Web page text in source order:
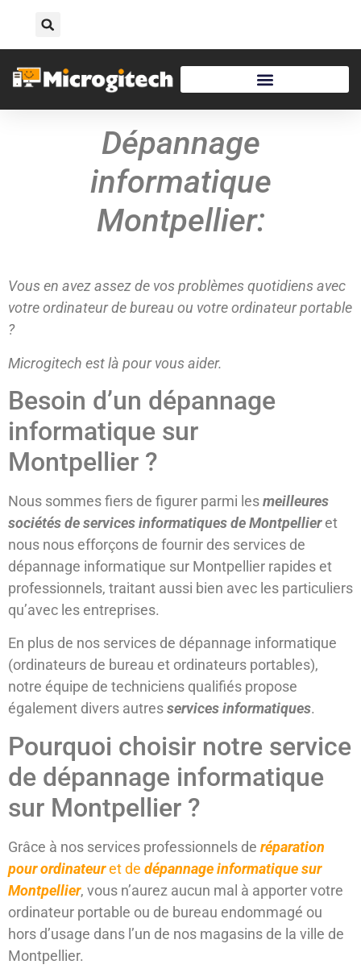
Dépannage
informatique
Montpellier:
Vous en avez assez de vos problèmes quotidiens avec
votre ordinateur de bureau ou votre ordinateur portable
?
Microgitech est là pour vous aider.
Besoin d’un dépannage
informatique sur
Montpellier ?
Nous sommes fiers de figurer parmi lesmeilleures
sociétés de services informatiques de Montpellieret
nous nous efforçons de fournir des services de
dépannage informatique sur Montpellier rapides et
professionnels, traitant aussi bien avec les particuliers
qu’avec les entreprises.
En plus de nos services de dépannage informatique
(ordinateurs de bureau et ordinateurs portables),
notre équipe de techniciens qualifiés propose
également divers autresservices informatiques.
Pourquoi choisir notre service
de dépannage informatique
sur Montpellier ?
Grâce à nos services professionnels de réparation
pour ordinateuret de dépannage informatique sur
Montpellier, vous n’aurez aucun mal à apporter votre
ordinateur portable ou de bureau endommagé ou
hors d’usage dans l’un de nos magasins de la ville de
Montpellier.